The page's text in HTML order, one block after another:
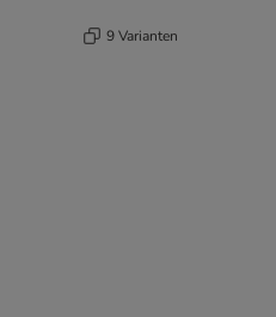
9 Varianten